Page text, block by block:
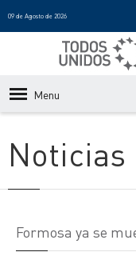
09 de Agosto de 2026
Menu
Noticias
Formosa ya se